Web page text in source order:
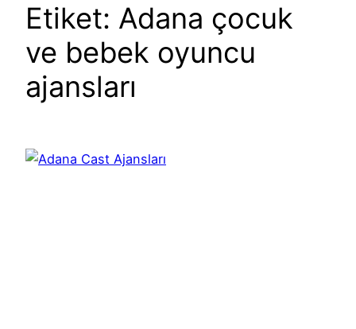
Etiket: Adana çocuk
ve bebek oyuncu
ajansları